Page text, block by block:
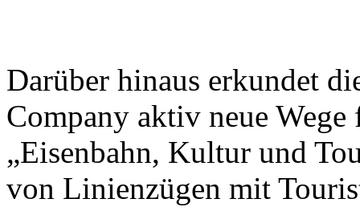
Darüber hinaus erkundet
Company aktiv neue
„Eisenbahn, Kultur und
von Linienzügen mit